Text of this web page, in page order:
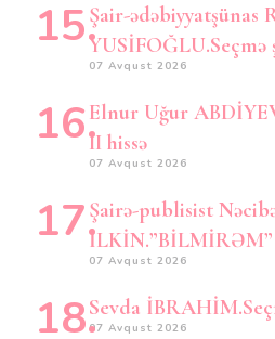
Şair-ədəbiyyatşünas
YUSİFOĞLU.Seçmə
07 Avqust 2026
Elnur Uğur
II hissə
07 Avqust 2026
Şairə-publisist
İLKİN.”BİLMİRƏM”
07 Avqust 2026
Sevda
07 Avqust 2026